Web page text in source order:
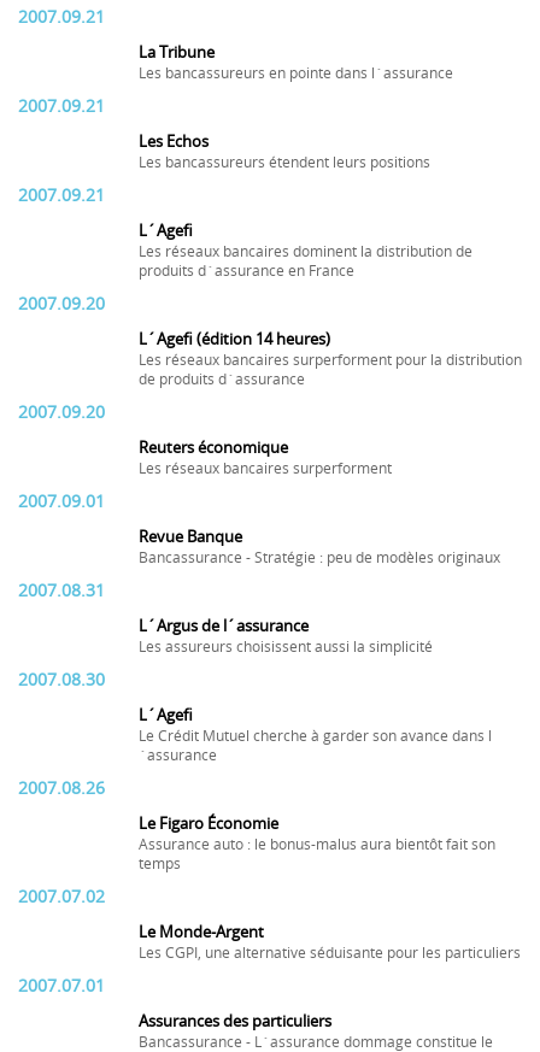
2007.09.21
La Tribune
Les bancassureurs en pointe dans l´assurance
2007.09.21
Les Echos
Les bancassureurs étendent leurs positions
2007.09.21
L´Agefi
Les réseaux bancaires dominent la distribution de
produits d´assurance en France
2007.09.20
L´Agefi (édition 14 heures)
Les réseaux bancaires surperforment pour la distribution
de produits d´assurance
2007.09.20
Reuters économique
Les réseaux bancaires surperforment
2007.09.01
Revue Banque
Bancassurance - Stratégie : peu de modèles originaux
2007.08.31
L´Argus de l´assurance
Les assureurs choisissent aussi la simplicité
2007.08.30
L´Agefi
Le Crédit Mutuel cherche à garder son avance dans l
´assurance
2007.08.26
Le Figaro Économie
Assurance auto : le bonus-malus aura bientôt fait son
temps
2007.07.02
Le Monde-Argent
Les CGPI, une alternative séduisante pour les particuliers
2007.07.01
Assurances des particuliers
Bancassurance - L´assurance dommage constitue le